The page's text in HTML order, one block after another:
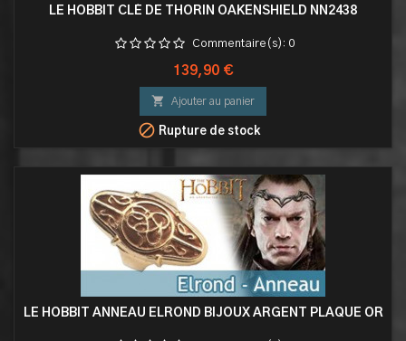
LE HOBBIT CLÉ DE THORIN OAKENSHIELD NN2438
Commentaire(s): 0
Prix
139,90 €
 Ajouter au panier
 Rupture de stock
LE HOBBIT ANNEAU ELROND BIJOUX ARGENT PLAQUE OR